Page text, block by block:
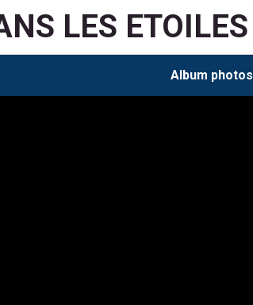
LES ETOILES
Album photos